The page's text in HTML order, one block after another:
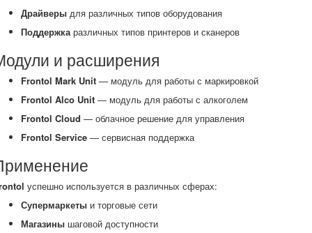
Драйверы для различных типов оборудования
Поддержка различных типов принтеров и сканеров
и расширения
Frontol Mark Unit — модуль для работы с маркировкой
Frontol Alco Unit — модуль для работы с алкоголем
Frontol Cloud — облачное решение для управления
Frontol Service — сервисная поддержка
успешно используется в различных сферах:
Супермаркеты и торговые сети
Магазины шаговой доступности